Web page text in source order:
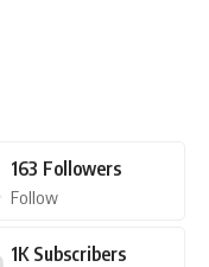
163 Followers
Follow
1K Subscribers